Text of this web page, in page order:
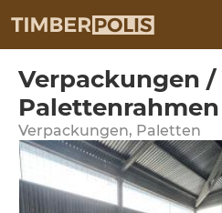
Verpackungen /
Palettenrahmen
Verpackungen, Paletten